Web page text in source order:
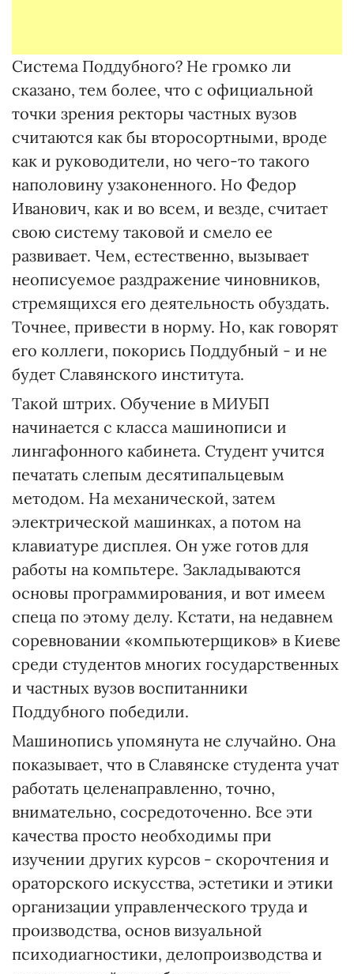
Система Поддубного? Не громко ли
сказано, тем более, что с официальной
точки зрения ректоры частных вузов
считаются как бы второсортными, вроде
как и руководители, но чего-то такого
наполовину узаконенного. Но Федор
Иванович, как и во всем, и везде, считает
свою систему таковой и смело ее
развивает. Чем, естественно, вызывает
неописуемое раздражение чиновников,
стремящихся его деятельность обуздать.
Точнее, привести в норму. Но, как говорят
его коллеги, покорись Поддубный - и не
будет Славянского института.
Такой штрих. Обучение в МИУБП
начинается с класса машинописи и
лингафонного кабинета. Студент учится
печатать слепым десятипальцевым
методом. На механической, затем
электрической машинках, а потом на
клавиатуре дисплея. Он уже готов для
работы на компьтере. Закладываются
основы программирования, и вот имеем
спеца по этому делу. Кстати, на недавнем
соревновании «компьютерщиков» в Киеве
среди студентов многих государственных
и частных вузов воспитанники
Поддубного победили.
Машинопись упомянута не случайно. Она
показывает, что в Славянске студента учат
работать целенаправленно, точно,
внимательно, сосредоточенно. Все эти
качества просто необходимы при
изучении других курсов - скорочтения и
ораторского искусства, эстетики и этики
организации управленческого труда и
производства, основ визуальной
психодиагностики, делопроизводства и